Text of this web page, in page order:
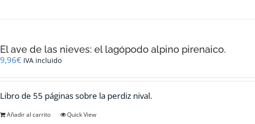
El ave de las nieves: el lagópodo alpino pirenaico.
9,96€ IVA incluido
Libro de 55 páginas sobre la perdiz nival.
Añadir al carrito Quick View